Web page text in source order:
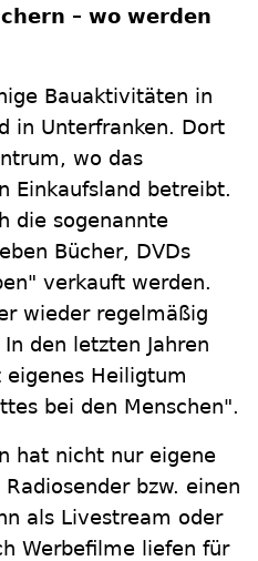
– wo werden
Bauaktivitäten in
in Unterfranken. Dort
wo das
Einkaufsland betreibt.
die sogenannte
Bücher, DVDs
verkauft werden.
wieder regelmäßig
den letzten Jahren
Heiligtum
bei den Menschen".
hat nicht nur eigene
bzw. einen
als Livestream oder
Werbefilme liefen für